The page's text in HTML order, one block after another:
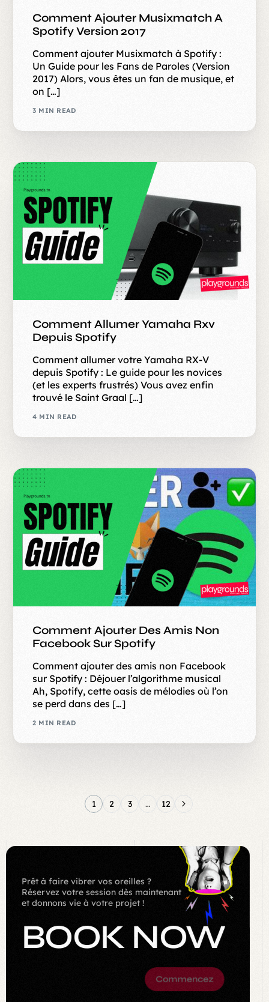
Comment Ajouter Musixmatch A
Spotify Version 2017
Comment ajouter Musixmatch à Spotify :
Un Guide pour les Fans de Paroles (Version
2017) Alors, vous êtes un fan de musique, et
on […]
3 MIN READ
Comment Allumer Yamaha Rxv
Depuis Spotify
Comment allumer votre Yamaha RX-V
depuis Spotify : Le guide pour les novices
(et les experts frustrés) Vous avez enfin
trouvé le Saint Graal […]
4 MIN READ
Comment Ajouter Des Amis Non
Facebook Sur Spotify
Comment ajouter des amis non Facebook
sur Spotify : Déjouer l’algorithme musical
Ah, Spotify, cette oasis de mélodies où l’on
se perd dans des […]
2 MIN READ
1 2 3 … 12
Prêt à faire vibrer vos oreilles ?
Réservez votre session dès maintenant
et donnons vie à votre projet !
BOOK NOW
Commencez